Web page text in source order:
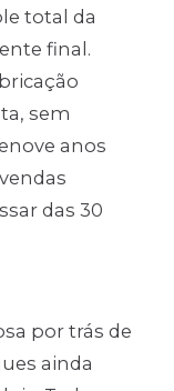
total da
final.
sem
anos
das 30
por trás de
ainda